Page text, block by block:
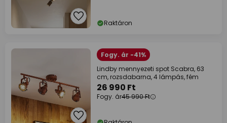
Raktáron
Fogy. ár -41%
Lindby mennyezeti spot Scabra, 63
cm, rozsdabarna, 4 lámpás, fém
26 990 Ft
Fogy. ár45 990 Ft